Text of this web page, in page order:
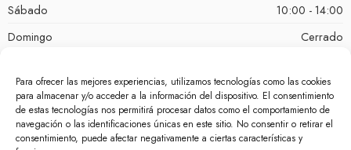
Para ofrecer las mejores experiencias, utilizamos tecnologías como las cookies
para almacenar y/o acceder a la información del dispositivo. El consentimiento
de estas tecnologías nos permitirá procesar datos como el comportamiento de
navegación o las identificaciones únicas en este sitio. No consentir o retirar el
consentimiento, puede afectar negativamente a ciertas características y
Sábado
10:00 - 14:00
Domingo
Cerrado